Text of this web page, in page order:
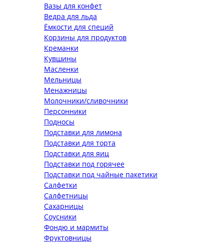
Вазы для конфет
Ведра для льда
Ёмкости для специй
Корзины для продуктов
Креманки
Кувшины
Масленки
Мельницы
Менажницы
Молочники/сливочники
Персонники
Подносы
Подставки для лимона
Подставки для торта
Подставки для яиц
Подставки под горячее
Подставки под чайные пакетики
Салфетки
Салфетницы
Сахарницы
Соусники
Фондю и мармиты
Фруктовницы